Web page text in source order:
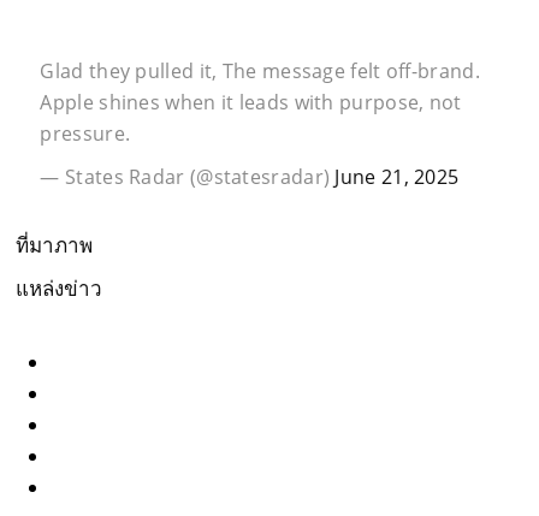
Glad they pulled it, The message felt off-brand.
Apple shines when it leads with purpose, not
pressure.
— States Radar (@statesradar) June 21, 2025
ที่มาภาพ
แหล่งข่าว